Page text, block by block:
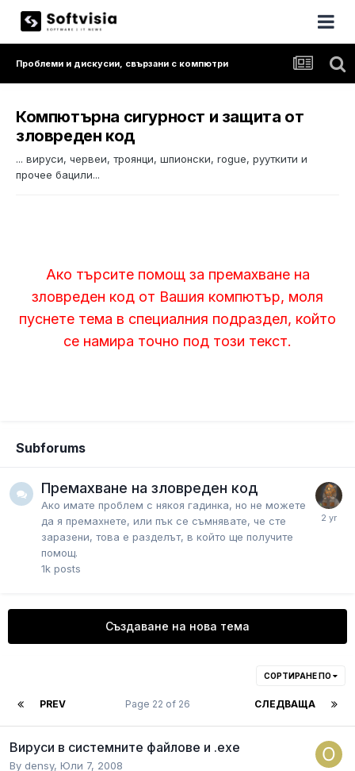
Проблеми и дискусии, свързани с компютри
Компютърна сигурност и защита от
зловреден код
... вируси, червеи, троянци, шпионски, rogue, рууткити и
прочее бацили...
Ако търсите помощ за премахване на
зловреден код от Вашия компютър, моля
пуснете тема в специалния подраздел, който
се намира точно под този текст.
Subforums
Премахване на зловреден код
Ако имате проблем с някоя гадинка, но не можете
да я премахнете, или пък се съмнявате, че сте
заразени, това е разделът, в който ще получите
помощ.
1k posts
Създаване на нова тема
СОРТИРАНЕ ПО
PREV СЛЕДВАЩА
Page 22 of 26
Вируси в системните файлове и .ехе
By densy, Юли 7, 2008